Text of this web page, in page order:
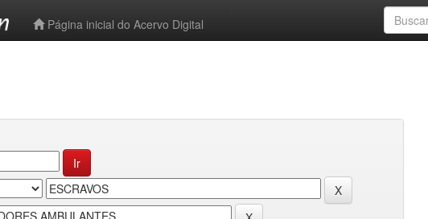
Página inicial do Acervo Digital